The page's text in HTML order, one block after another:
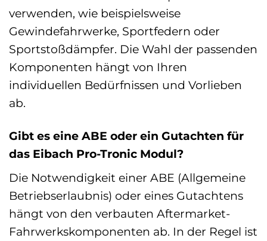
verwenden, wie beispielsweise
Gewindefahrwerke, Sportfedern oder
Sportstoßdämpfer. Die Wahl der passenden
Komponenten hängt von Ihren
individuellen Bedürfnissen und Vorlieben
ab.
Gibt es eine ABE oder ein Gutachten für
das Eibach Pro-Tronic Modul?
Die Notwendigkeit einer ABE (Allgemeine
Betriebserlaubnis) oder eines Gutachtens
hängt von den verbauten Aftermarket-
Fahrwerkskomponenten ab. In der Regel ist